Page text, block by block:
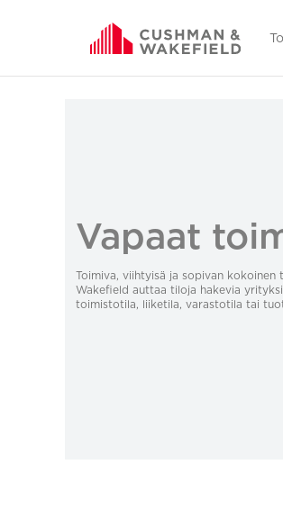
Vapaat
Toimiva, viihtyisä ja sopivan
Wakefield auttaa tiloja hakevia
toimistotila, liiketila, varastotila tai